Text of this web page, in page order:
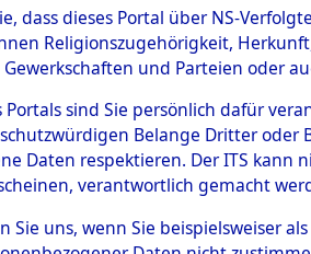
0002
dass dieses Portal über NS-
Religionszugehörigkeit,
und Parteien oder
Portals sind Sie persönlich dafür
Belange Dritter
Daten respektieren. Der ITS
verantwortlich gemacht
Sie uns, wenn Sie beispielsweiser